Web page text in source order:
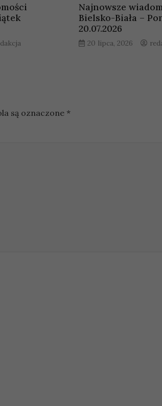
Najnowsze
Bielsko-Biała –
20.07.2026
20 lipca, 2026
są oznaczone *